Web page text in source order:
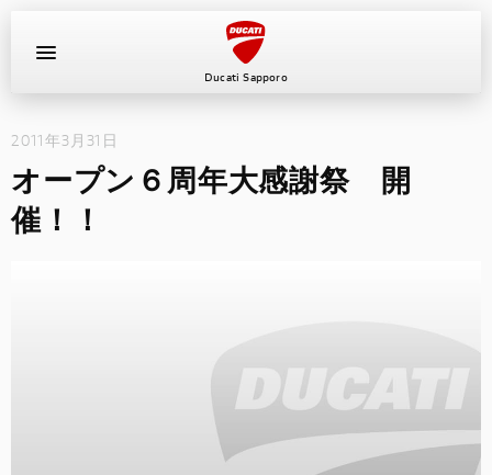
Ducati Sapporo
イベント
中古車
2011年3月31日
オープン６周年大感謝祭 開
催！！